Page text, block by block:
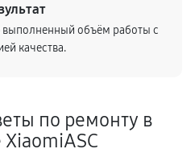
выполненный объём работы с
качества.
по ремонту в
XiaomiASC